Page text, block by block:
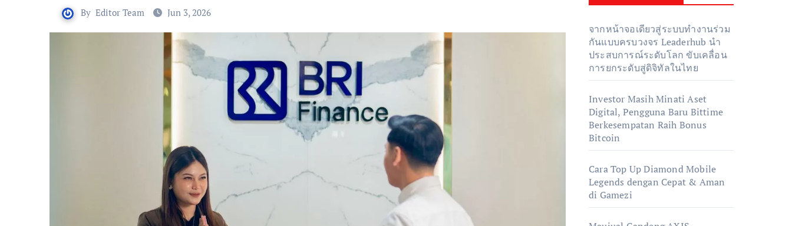
By Editor Team Jun 3, 2026
จากหน้าจอเดียวสู่ระบบทำงานร่วม
กันแบบครบวงจร Leaderhub นำ
ประสบการณ์ระดับโลก ขับเคลื่อน
การยกระดับสู่ดิจิทัลในไทย
Investor Masih Minati Aset
Digital, Pengguna Baru Bittime
Berkesempatan Raih Bonus
Bitcoin
Cara Top Up Diamond Mobile
Legends dengan Cepat & Aman
di Gamezi